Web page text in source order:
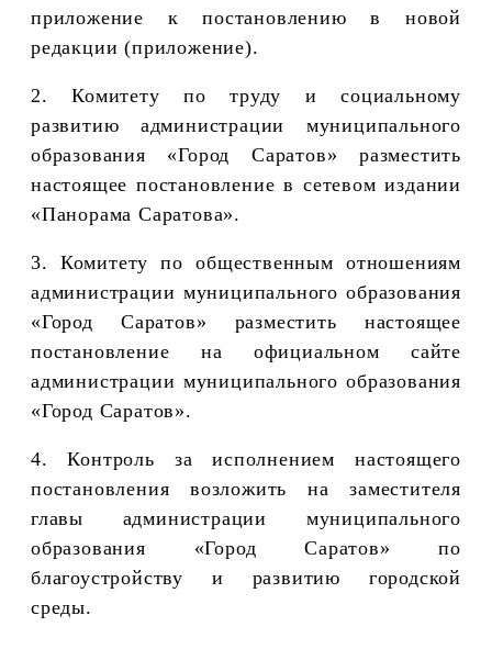
приложение к постановлению в новой
редакции (приложение).
2. Комитету по труду и социальному
развитию администрации муниципального
образования «Город Саратов» разместить
настоящее постановление в сетевом издании
«Панорама Саратова».
3. Комитету по общественным отношениям
администрации муниципального образования
«Город Саратов» разместить настоящее
постановление на официальном сайте
администрации муниципального образования
«Город Саратов».
4. Контроль за исполнением настоящего
постановления возложить на заместителя
главы администрации муниципального
образования «Город Саратов» по
благоустройству и развитию городской
среды.